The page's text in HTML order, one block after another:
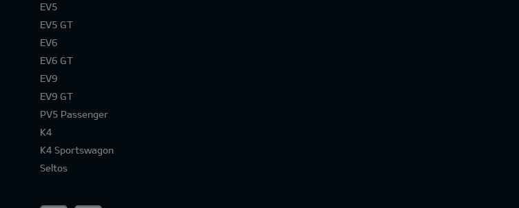
EV5
EV5 GT
EV6
EV6 GT
EV9
EV9 GT
PV5 Passenger
K4
K4 Sportswagon
Seltos